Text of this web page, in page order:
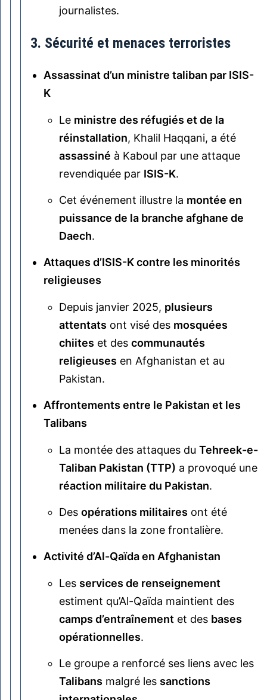
journalistes.
3. Sécurité et menaces terroristes
Assassinat d’un ministre taliban par ISIS-
K
Le ministre des réfugiés et de la
réinstallation, Khalil Haqqani, a été
assassiné à Kaboul par une attaque
revendiquée par ISIS-K.
Cet événement illustre la montée en
puissance de la branche afghane de
Daech.
Attaques d’ISIS-K contre les minorités
religieuses
Depuis janvier 2025, plusieurs
attentats ont visé des mosquées
chiites et des communautés
religieuses en Afghanistan et au
Pakistan.
Affrontements entre le Pakistan et les
Talibans
La montée des attaques du Tehreek-e-
Taliban Pakistan (TTP) a provoqué une
réaction militaire du Pakistan.
Des opérations militaires ont été
menées dans la zone frontalière.
Activité d’Al-Qaïda en Afghanistan
Les services de renseignement
estiment qu’Al-Qaïda maintient des
camps d’entraînement et des bases
opérationnelles.
Le groupe a renforcé ses liens avec les
Talibans malgré les sanctions